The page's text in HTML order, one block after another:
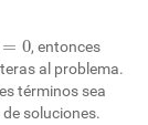
= 0, entonces
al problema.
términos sea
soluciones.